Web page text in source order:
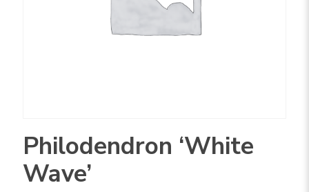
Philodendron ‘White
Wave’